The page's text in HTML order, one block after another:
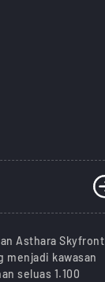
Asthara Skyfront
menjadi kawasan
seluas 1.100